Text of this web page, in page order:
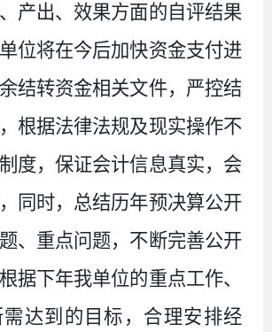
产出、效果方面的自评结果
位将在今后加快资金支付进
结转资金相关文件，严控结
根据法律法规及现实操作不
度，保证会计信息真实，会
同时，总结历年预决算公开
、重点问题，不断完善公开
据下年我单位的重点工作、
达到的目标，合理安排经